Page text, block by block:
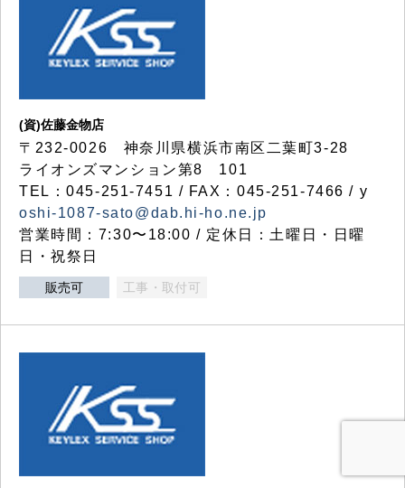
(資)佐藤金物店
〒232-0026 神奈川県横浜市南区二葉町3-28
ライオンズマンション第8 101
TEL：045-251-7451 / FAX：045-251-7466 / y
oshi-1087-sato@dab.hi-ho.ne.jp
営業時間：7:30〜18:00 / 定休日：土曜日・日曜
日・祝祭日
販売可 工事・取付可